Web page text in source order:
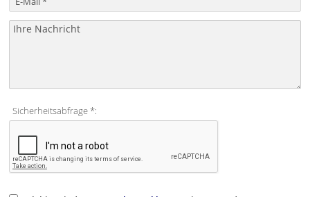
Sicherheitsabfrage *: